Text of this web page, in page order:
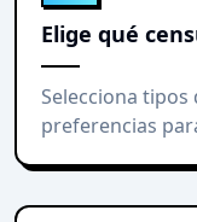
Elige qué
Selecciona
preferencias